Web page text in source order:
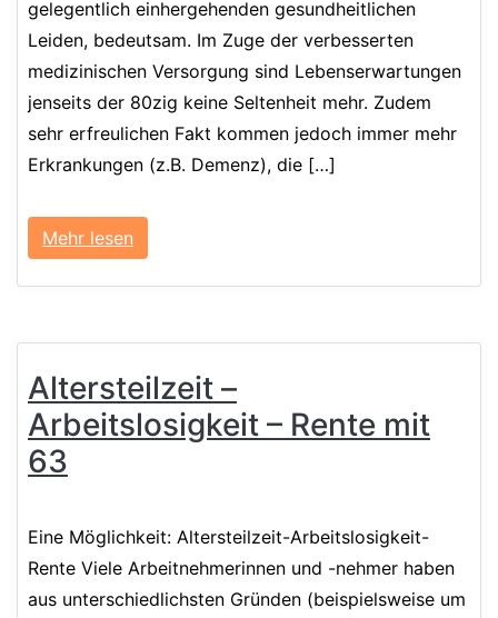
gelegentlich einhergehenden gesundheitlichen
Leiden, bedeutsam. Im Zuge der verbesserten
medizinischen Versorgung sind Lebenserwartungen
jenseits der 80zig keine Seltenheit mehr. Zudem
sehr erfreulichen Fakt kommen jedoch immer mehr
Erkrankungen (z.B. Demenz), die […]
Mehr lesen
Altersteilzeit –
Arbeitslosigkeit – Rente mit
63
Eine Möglichkeit: Altersteilzeit-Arbeitslosigkeit-
Rente Viele Arbeitnehmerinnen und -nehmer haben
aus unterschiedlichsten Gründen (beispielsweise um